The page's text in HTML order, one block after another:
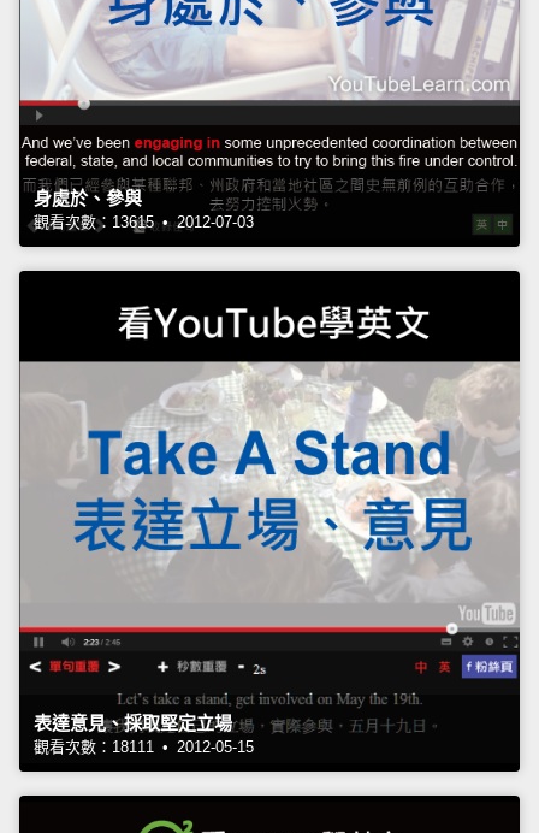
身處於、參與
觀看次數：13615 • 2012-07-03
表達意見、採取堅定立場
觀看次數：18111 • 2012-05-15